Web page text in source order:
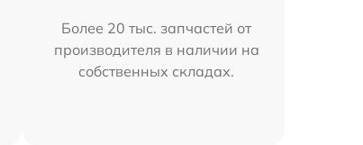
Более 20 тыс. запчастей от
производителя в наличии на
собственных складах.